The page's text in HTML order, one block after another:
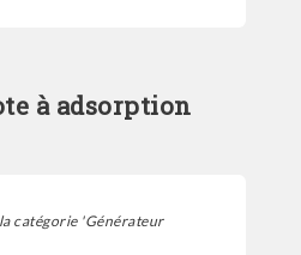
à adsorption
catégorie 'Générateur